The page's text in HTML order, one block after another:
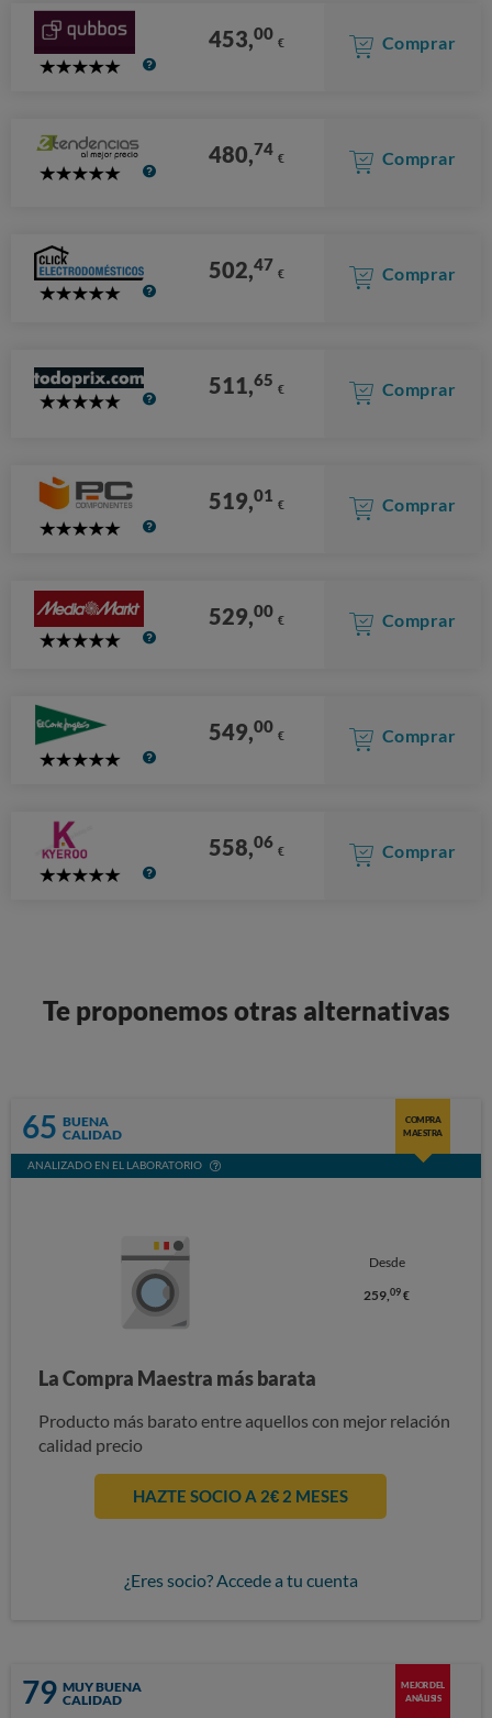
5
453,00 € Comprar
5
480,74 € Comprar
5
502,47 € Comprar
5
511,65 € Comprar
5
519,01 € Comprar
5
529,00 € Comprar
5
549,00 € Comprar
5
558,06 € Comprar
Te proponemos otras alternativas
65 BUENA
CALIDAD
COMPRA
MAESTRA
ANALIZADO EN EL LABORATORIO
Desde
259,09 €
La Compra Maestra más barata
Producto más barato entre aquellos con mejor relación
calidad precio
HAZTE SOCIO A 2€ 2 MESES
¿Eres socio? Accede a tu cuenta
79 MUY BUENA
CALIDAD
MEJOR DEL
ANÁLISIS